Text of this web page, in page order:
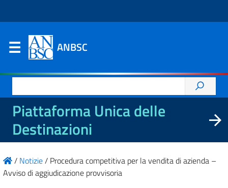
ANBSC
per:
Piattaforma Unica delle
Destinazioni
/ Notizie/ Procedura competitiva per la vendita di azienda –
Avviso di aggiudicazione provvisoria